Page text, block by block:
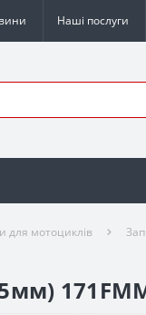
Наші послуги
для мотоциклів
171FMM